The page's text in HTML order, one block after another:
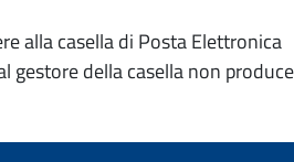
alla casella di Posta Elettronica
della casella non